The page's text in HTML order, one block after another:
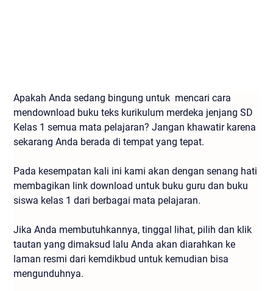
Apakah Anda sedang bingung untuk mencari cara
mendownload buku teks kurikulum merdeka jenjang SD
Kelas 1 semua mata pelajaran? Jangan khawatir karena
sekarang Anda berada di tempat yang tepat.
Pada kesempatan kali ini kami akan dengan senang hati
membagikan link download untuk buku guru dan buku
siswa kelas 1 dari berbagai mata pelajaran.
Jika Anda membutuhkannya, tinggal lihat, pilih dan klik
tautan yang dimaksud lalu Anda akan diarahkan ke
laman resmi dari kemdikbud untuk kemudian bisa
mengunduhnya.